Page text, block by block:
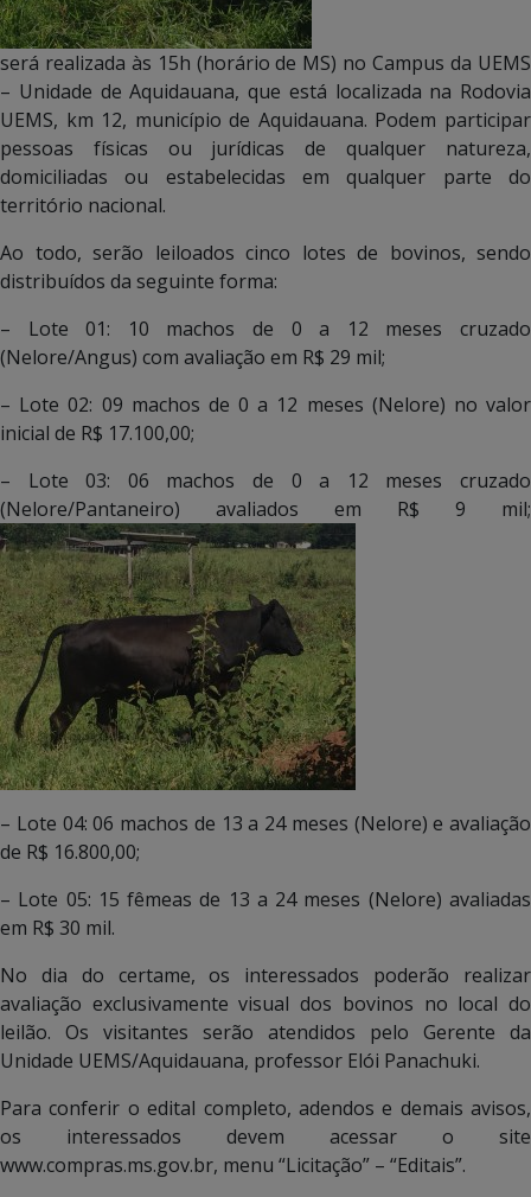
será realizada às 15h (horário de MS) no Campus da UEMS
– Unidade de Aquidauana, que está localizada na Rodovia
UEMS, km 12, município de Aquidauana. Podem participar
pessoas físicas ou jurídicas de qualquer natureza,
domiciliadas ou estabelecidas em qualquer parte do
território nacional.
Ao todo, serão leiloados cinco lotes de bovinos, sendo
distribuídos da seguinte forma:
– Lote 01: 10 machos de 0 a 12 meses cruzado
(Nelore/Angus) com avaliação em R$ 29 mil;
– Lote 02: 09 machos de 0 a 12 meses (Nelore) no valor
inicial de R$ 17.100,00;
– Lote 03: 06 machos de 0 a 12 meses cruzado
(Nelore/Pantaneiro) avaliados em R$ 9 mil;
– Lote 04: 06 machos de 13 a 24 meses (Nelore) e avaliação
de R$ 16.800,00;
– Lote 05: 15 fêmeas de 13 a 24 meses (Nelore) avaliadas
em R$ 30 mil.
No dia do certame, os interessados poderão realizar
avaliação exclusivamente visual dos bovinos no local do
leilão. Os visitantes serão atendidos pelo Gerente da
Unidade UEMS/Aquidauana, professor Elói Panachuki.
Para conferir o edital completo, adendos e demais avisos,
os interessados devem acessar o site
www.compras.ms.gov.br, menu “Licitação” – “Editais”.